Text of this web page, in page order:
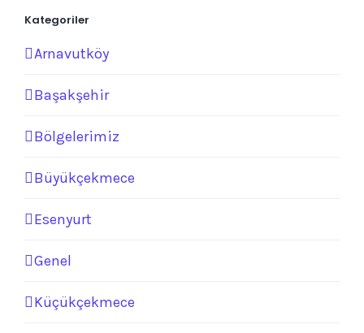
Kategoriler
Arnavutköy
Başakşehir
Bölgelerimiz
Büyükçekmece
Esenyurt
Genel
Küçükçekmece